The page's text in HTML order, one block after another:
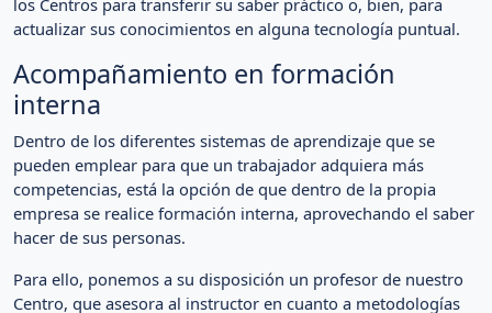
los Centros para transferir su saber práctico o, bien, para
actualizar sus conocimientos en alguna tecnología puntual.
Acompañamiento en formación
interna
Dentro de los diferentes sistemas de aprendizaje que se
pueden emplear para que un trabajador adquiera más
competencias, está la opción de que dentro de la propia
empresa se realice formación interna, aprovechando el saber
hacer de sus personas.
Para ello, ponemos a su disposición un profesor de nuestro
Centro, que asesora al instructor en cuanto a metodologías